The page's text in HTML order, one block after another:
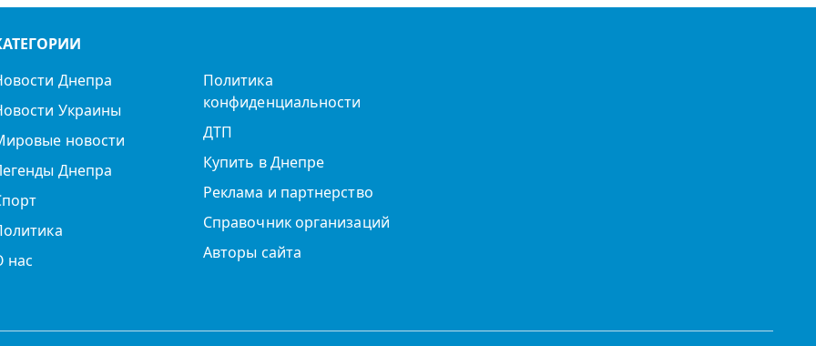
Днепра
Украины
новости
Днепра
нас
Политика
конфиденциальности
ДТП
Купить в Днепре
Реклама и партнерство
Справочник организаций
Авторы сайта